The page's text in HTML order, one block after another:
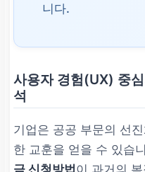
니다.
사용자 경험(UX) 중
석
기업은 공공 부문의 선
한 교훈을 얻을 수 있습
금 신청방법이 과거의